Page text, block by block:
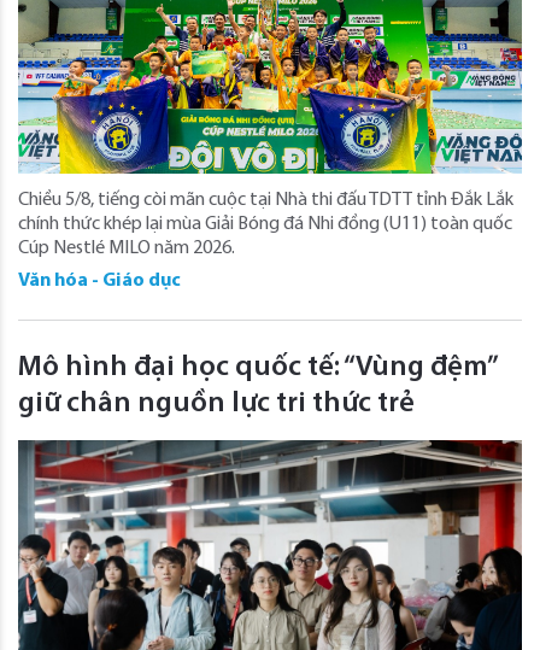
Chiều 5/8, tiếng còi mãn cuộc tại Nhà thi đấu TDTT tỉnh Đắk Lắk
chính thức khép lại mùa Giải Bóng đá Nhi đồng (U11) toàn quốc
Cúp Nestlé MILO năm 2026.
Văn hóa - Giáo dục
Mô hình đại học quốc tế: “Vùng đệm”
giữ chân nguồn lực tri thức trẻ